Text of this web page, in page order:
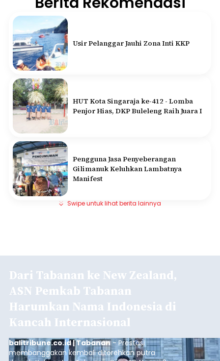
Usir Pelanggar Jauhi Zona Inti KKP
HUT Kota Singaraja ke-412 - Lomba
Penjor Hias, DKP Buleleng Raih Juara I
Pengguna Jasa Penyeberangan
Gilimanuk Keluhkan Lambatnya
Manifest
Swipe untuk lihat berita lainnya
Dari Tabanan ke New Zealand,
ASN Pemkab Tabanan
Harumkan Nama Indonesia di
Kancah Internasional
balitribune.co.id | Tabanan- Prestasi
membanggakan kembali ditorehkan putra